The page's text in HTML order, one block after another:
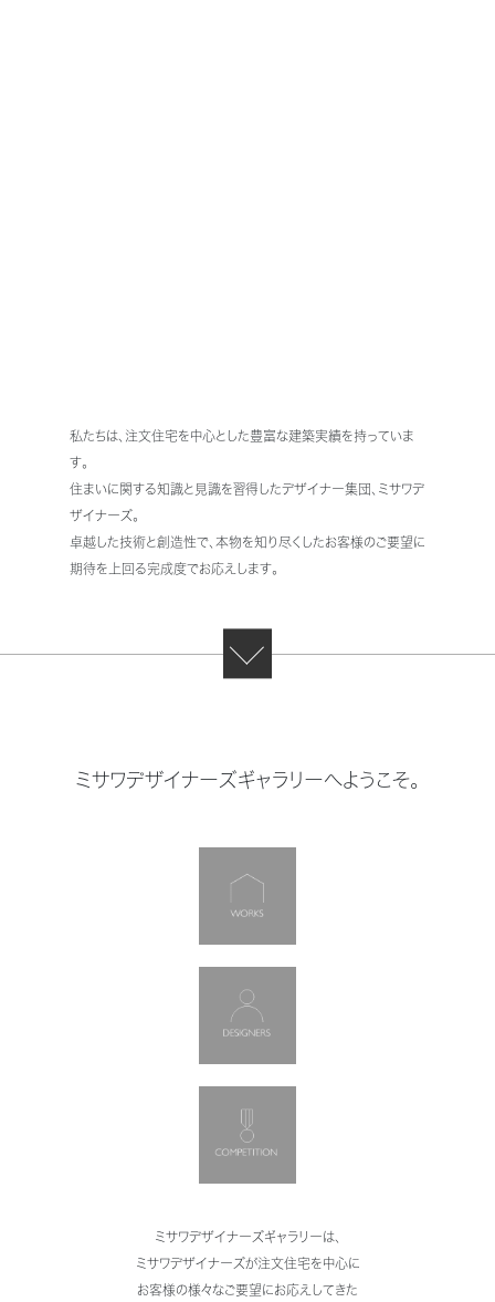
私たちは、注文住宅を中心とした豊富な建築実績を持っていま
す。
住まいに関する知識と見識を習得したデザイナー集団、ミサワデ
ザイナーズ。
卓越した技術と創造性で、本物を知り尽くしたお客様のご要望に
期待を上回る完成度でお応えします。
DOWN
ミサワデザイナーズギャラリーへようこそ。
ミサワデザイナーズギャラリーは、
ミサワデザイナーズが注文住宅を中心に
お客様の様々なご要望にお応えしてきた